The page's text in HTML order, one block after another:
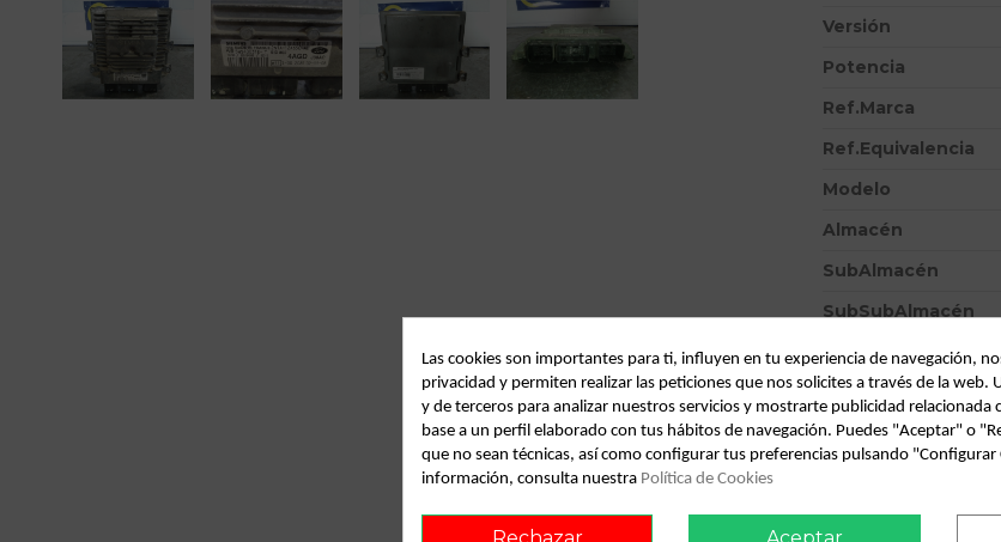
Versión
Potencia
Ref.Marca
Ref.Equivalencia
Modelo
Almacén
SubAlmacén
SubSubAlmacén
ID: 813364
Fecha disponible:
Recambio de
Las cookies son importantes para ti, influyen en tu experiencia de navegación,
privacidad y permiten realizar las peticiones que nos solicites a través de la web.
y de terceros para analizar nuestros servicios y mostrarte publicidad relacionada
base a un perfil elaborado con tus hábitos de navegación. Puedes "Aceptar" o
que no sean técnicas, así como configurar tus preferencias pulsando "Configurar
información, consulta nuestra Política de Cookies